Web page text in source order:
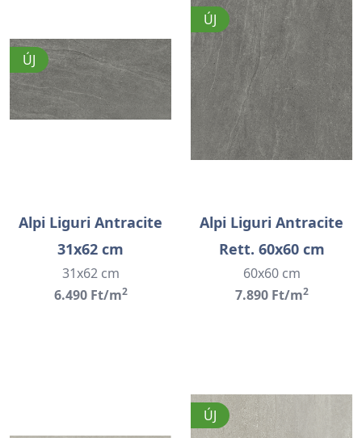
ÚJ
Alpi Liguri Antracite
31x62 cm
31x62 cm
6.490 Ft/m2
ÚJ
Alpi Liguri Antracite
Rett. 60x60 cm
60x60 cm
7.890 Ft/m2
ÚJ